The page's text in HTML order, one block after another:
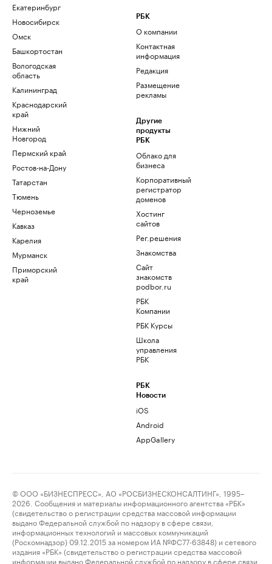
Екатеринбург
Новосибирск
Омск
Башкортостан
Вологодская
область
Калининград
Краснодарский
край
Нижний
Новгород
Пермский край
Ростов-на-Дону
Татарстан
Тюмень
Черноземье
Кавказ
Карелия
Мурманск
Приморский
край
РБК
О компании
Контактная
информация
Редакция
Размещение
рекламы
Другие
продукты
РБК
Облако для
бизнеса
Корпоративный
регистратор
доменов
Хостинг
сайтов
Рег.решения
Знакомства
Сайт
знакомств
podbor.ru
РБК
Компании
РБК Курсы
Школа
управления
РБК
РБК
Новости
iOS
Android
AppGallery
© ООО «БИЗНЕСПРЕСС», АО «РОСБИЗНЕСКОНСАЛТИНГ», 1995–
2026. Сообщения и материалы информационного агентства «РБК»
(свидетельство о регистрации средства массовой информации
выдано Федеральной службой по надзору в сфере связи,
информационных технологий и массовых коммуникаций
(Роскомнадзор) 09.12.2015 за номером ИА №ФС77-63848) и сетевого
издания «РБК» (свидетельство о регистрации средства массовой
информации выдано Федеральной службой по надзору в сфере связи,